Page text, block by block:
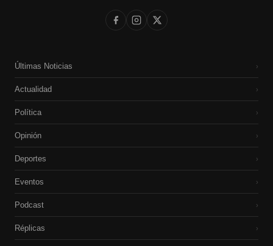
Últimas Noticias ›
Actualidad ›
Política ›
Opinión ›
Deportes ›
Eventos ›
Podcast ›
Réplicas ›